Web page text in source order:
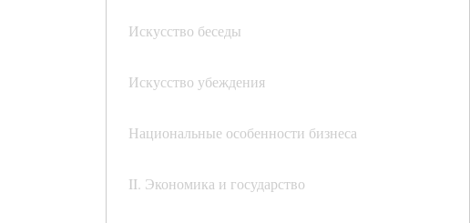
Искусство беседы
Искусство убеждения
Национальные особенности бизнеса
II. Экономика и государство